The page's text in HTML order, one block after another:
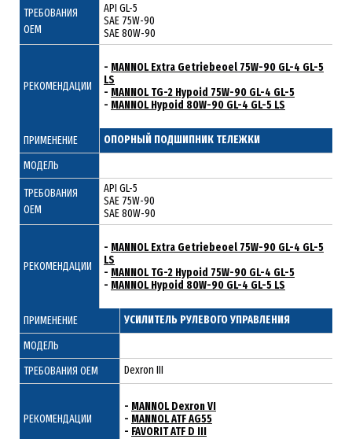
ТРЕБОВАНИЯ
ОЕМ
API GL-5
SAE 75W-90
SAE 80W-90
РЕКОМЕНДАЦИИ
- MANNOL Extra Getriebeoel 75W-90 GL-4 GL-5
LS
- MANNOL TG-2 Hypoid 75W-90 GL-4 GL-5
- MANNOL Hypoid 80W-90 GL-4 GL-5 LS
ПРИМЕНЕНИЕ
ОПОРНЫЙ ПОДШИПНИК ТЕЛЕЖКИ
МОДЕЛЬ
ТРЕБОВАНИЯ
ОЕМ
API GL-5
SAE 75W-90
SAE 80W-90
РЕКОМЕНДАЦИИ
- MANNOL Extra Getriebeoel 75W-90 GL-4 GL-5
LS
- MANNOL TG-2 Hypoid 75W-90 GL-4 GL-5
- MANNOL Hypoid 80W-90 GL-4 GL-5 LS
ПРИМЕНЕНИЕ
УСИЛИТЕЛЬ РУЛЕВОГО УПРАВЛЕНИЯ
МОДЕЛЬ
ТРЕБОВАНИЯ ОЕМ
Dexron III
РЕКОМЕНДАЦИИ
- MANNOL Dexron VI
- MANNOL ATF AG55
- FAVORIT ATF D III